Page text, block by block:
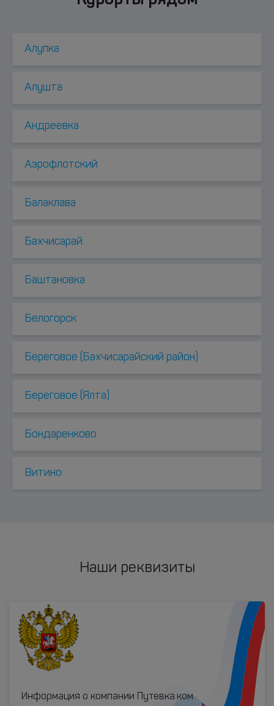
Алупка
Алушта
Андреевка
Аэрофлотский
Балаклава
Бахчисарай
Баштановка
Белогорск
Береговое (Бахчисарайский район)
Береговое (Ялта)
Бондаренково
Витино
Наши реквизиты
Информация о компании Путевка.ком